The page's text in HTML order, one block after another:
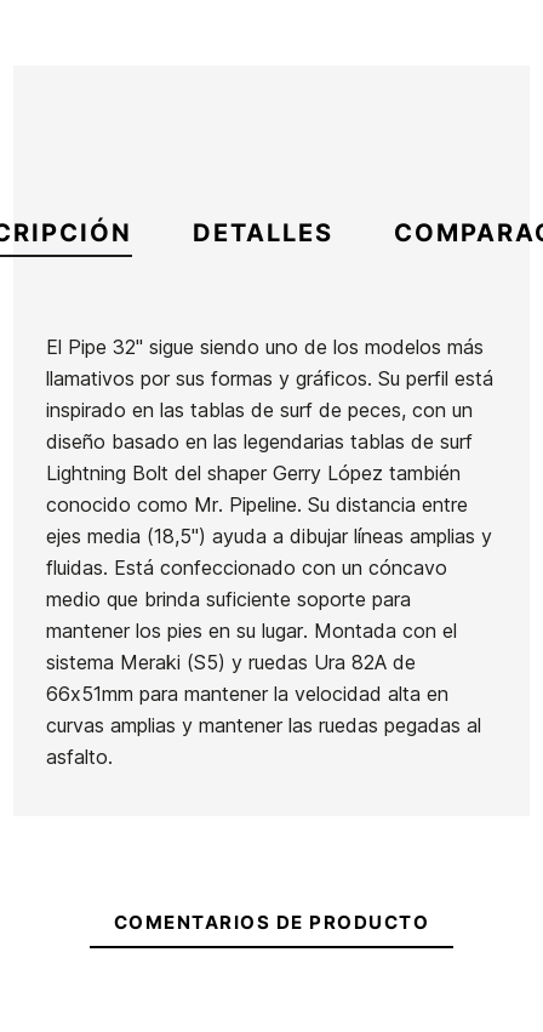
DETALLES
El Pipe 32" sigue siendo uno de los modelos más
llamativos por sus formas y gráficos. Su perfil está
inspirado en las tablas de surf de peces, con un
diseño basado en las legendarias tablas de surf
Lightning Bolt del shaper Gerry López también
conocido como Mr. Pipeline. Su distancia entre
ejes media (18,5") ayuda a dibujar líneas amplias y
fluidas. Está confeccionado con un cóncavo
medio que brinda suficiente soporte para
mantener los pies en su lugar. Montada con el
sistema Meraki (S5) y ruedas Ura 82A de
66x51mm para mantener la velocidad alta en
curvas amplias y mantener las ruedas pegadas al
asfalto.
Marca Yow
ReferenciaHL-SKSSX47689
En stock 1 Artículo
Ean13 21080601
Surf Skate Quiksilver by
Smoothstar Surfbuddy 29'
250,00 €
COMENTARIOS DE PRODUCTO